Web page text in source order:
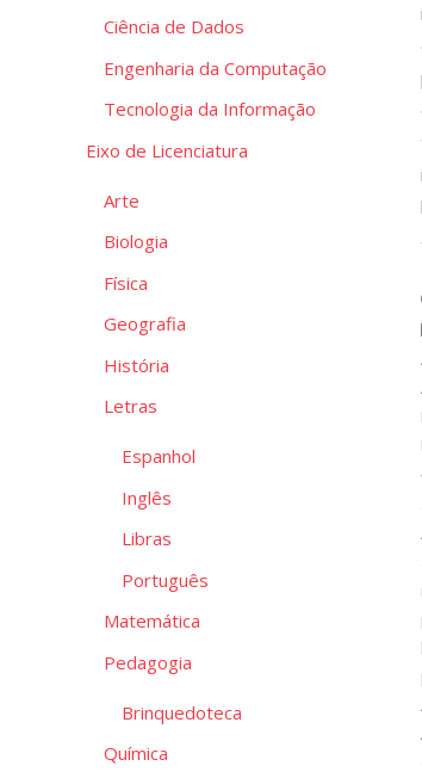
Ciência de Dados
Engenharia da Computação
Tecnologia da Informação
Eixo de Licenciatura
Arte
Biologia
Física
Geografia
História
Letras
Espanhol
Inglês
Libras
Português
Matemática
Pedagogia
Brinquedoteca
Química